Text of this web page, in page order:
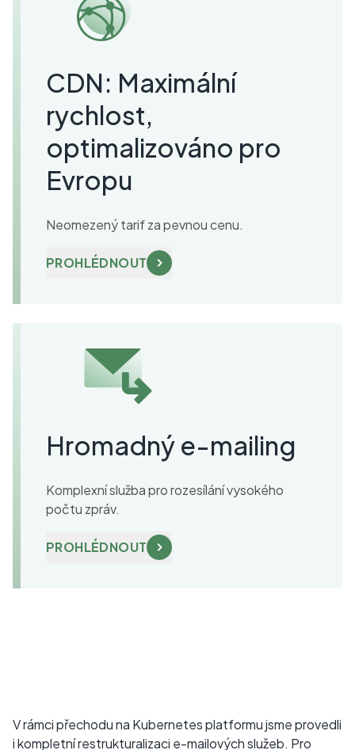
CDN: Maximální
rychlost,
optimalizováno pro
Evropu
Neomezený tarif za pevnou cenu.
PROHLÉDNOUT
Hromadný e - mailing
Komplexní služba pro rozesílání vysokého
počtu zpráv.
PROHLÉDNOUT
V rámci přechodu na Kubernetes platformu jsme provedli
i kompletní restrukturalizaci e-mailových služeb. Pro